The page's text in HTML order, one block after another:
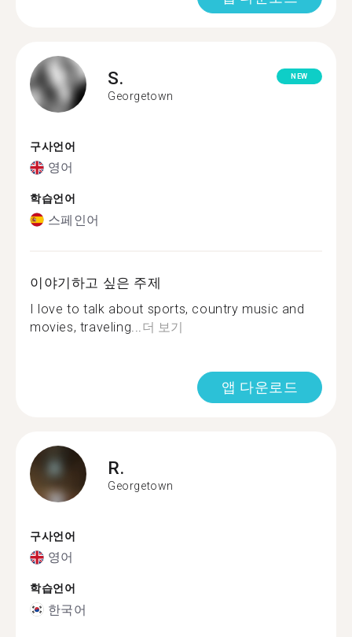
S.
Georgetown
NEW
구사언어
영어
학습언어
스페인어
이야기하고 싶은 주제
I love to talk about sports, country music and
movies, traveling... 더 보기
앱 다운로드
R.
Georgetown
구사언어
영어
학습언어
한국어